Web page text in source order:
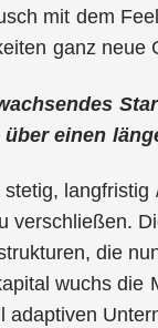
mit dem
ganz
einen
verschließen.
die
wuchs die
adaptiven